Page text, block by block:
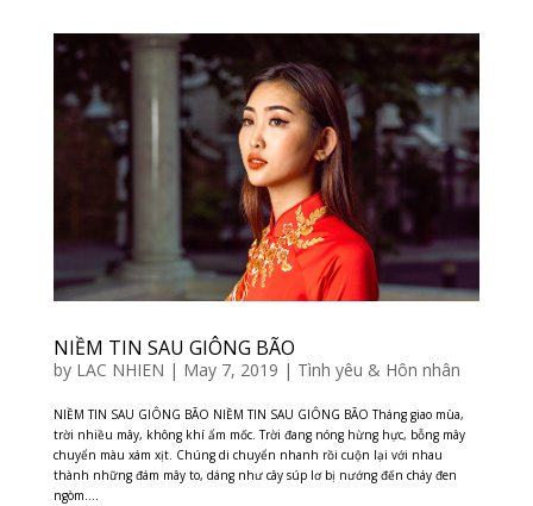
NIỀM TIN SAU GIÔNG BÃO
by LAC NHIEN | May 7, 2019 | Tình yêu & Hôn nhân
NIỀM TIN SAU GIÔNG BÃO NIỀM TIN SAU GIÔNG BÃO Tháng giao mùa,
trời nhiều mây, không khí ẩm mốc. Trời đang nóng hừng hực, bỗng mây
chuyển màu xám xịt. Chúng di chuyển nhanh rồi cuộn lại với nhau
thành những đám mây to, dáng như cây súp lơ bị nướng đến cháy đen
ngòm....